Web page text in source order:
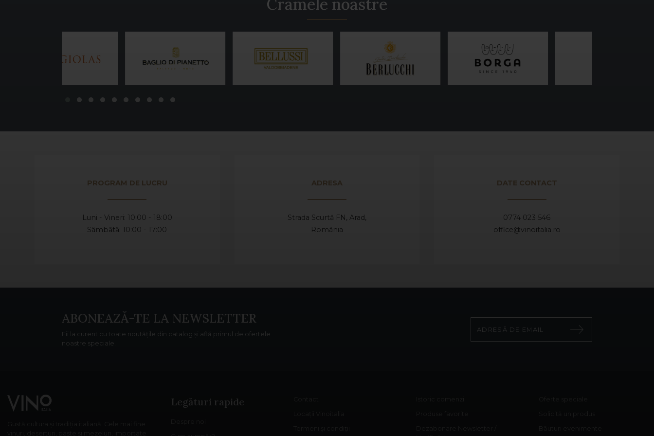
Cramele noastre
PROGRAM DE LUCRU
Luni - Vineri: 10:00 - 18:00
Sâmbătă: 10:00 - 17:00
ADRESA
Strada Scurtă FN, Arad,
România
DATE CONTACT
0774 023 546
office@vinoitalia.ro
ABONEAZĂ-TE LA NEWSLETTER
Fii la curent cu toate noutățile din catalog și află primul de ofertele
noastre speciale.
Legături rapide